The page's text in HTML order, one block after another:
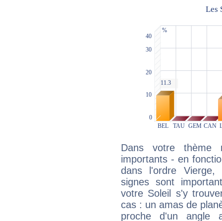
Dans votre thème
importants - en
dans l'ordre Vierge,
signes sont
votre Soleil s'y
cas : un amas de
proche d'un